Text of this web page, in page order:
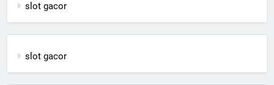
slot gacor
slot gacor